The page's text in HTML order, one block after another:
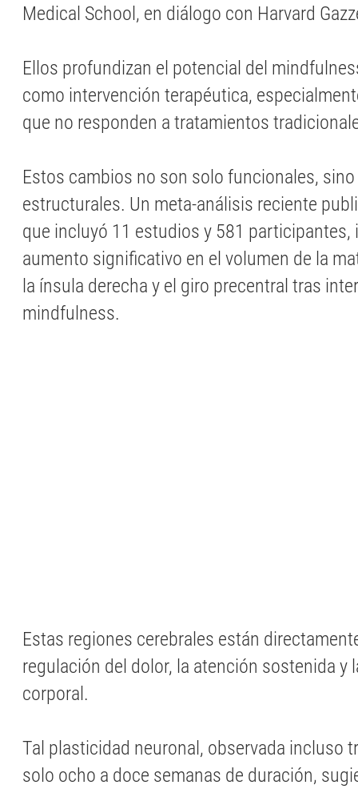
Medical School, en diálogo con Harvard
Ellos profundizan el potencial del
como intervención terapéutica,
que no responden a tratamientos
Estos cambios no son solo funcionales,
estructurales. Un meta-análisis reciente
que incluyó 11 estudios y 581 participantes,
aumento significativo en el volumen de la
la ínsula derecha y el giro precentral tras
mindfulness.
Estas regiones cerebrales están
regulación del dolor, la atención sostenida y
corporal.
Tal plasticidad neuronal, observada incluso
solo ocho a doce semanas de duración,